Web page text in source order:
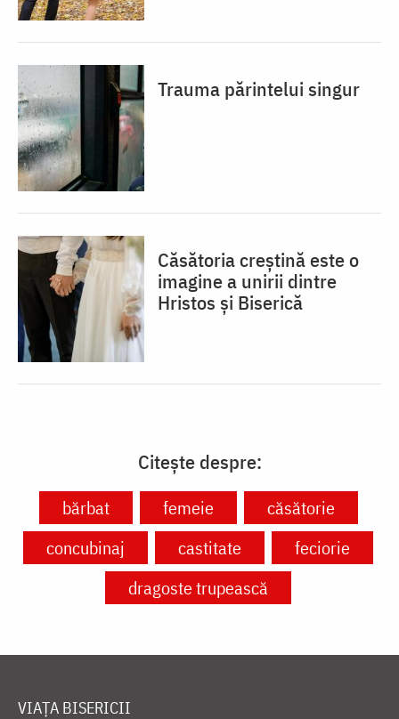
Trauma părintelui singur
Căsătoria creștină este o
imagine a unirii dintre
Hristos și Biserică
Citește despre:
bărbat femeie
căsătorie
concubinaj
castitate
feciorie
dragoste trupească
VIAȚA BISERICII